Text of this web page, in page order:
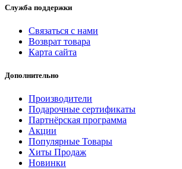
Служба поддержки
Связаться с нами
Возврат товара
Карта сайта
Дополнительно
Производители
Подарочные сертификаты
Партнёрская программа
Акции
Популярные Товары
Хиты Продаж
Новинки